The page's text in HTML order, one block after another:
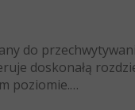
do
doskonałą
poziomie.